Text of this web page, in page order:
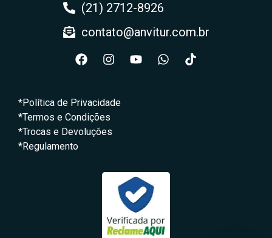
(21) 2712-8926
contato@anvitur.com.br
*Política de Privacidade
*Termos e Condições
*Trocas e Devoluções
*Regulamento